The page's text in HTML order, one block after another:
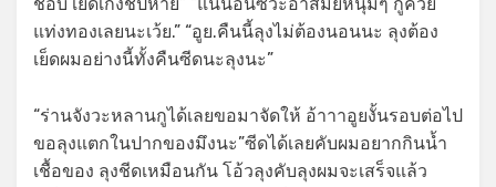
แท่งทองเลยนะเว้ย.” “อูย.คืนนี้ลุงไม่ต้องนอนนะ ลุงต้อง
เย็ดผมอย่างนี้ทั้งคืนซีดนะลุงนะ”
“ร่านจังวะหลานกูได้เลยขอมาจัดให้ อ้าาาอูยงั้นรอบต่อไป
ขอลุงแตกในปากของมึงนะ”ซีดได้เลยคับผมอยากกินน้ำ
เชื้อของ ลุงชีดเหมือนกัน โอ้วลุงคับลุงผมจะเสร็จแล้ว